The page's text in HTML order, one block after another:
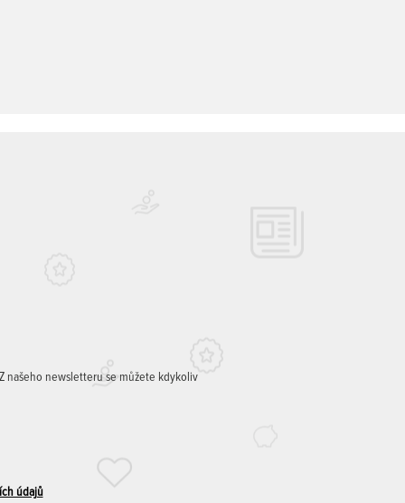
našeho newsletteru se můžete kdykoliv
údajů